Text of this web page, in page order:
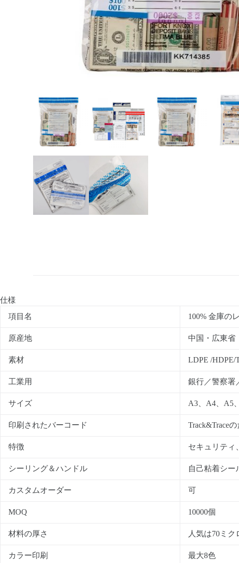
仕様
項目名
100% 金庫の
原産地 中国・広東省
素材 LDPE /HDPE/
工業用 銀行／警察署
サイズ A3、A4、A5
印刷されたバーコード Track&Trace
特徴 セキュリティ
シーリング＆ハンドル 自己粘着シー
カスタムオーダー 可
MOQ 10000個
材料の厚さ 人気は70ミク
カラー印刷 最大8色